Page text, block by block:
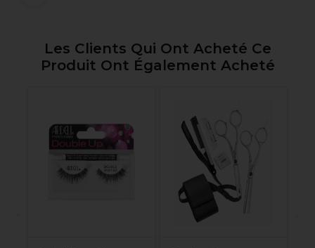
Les Clients Qui Ont Acheté Ce
Produit Ont Également Acheté